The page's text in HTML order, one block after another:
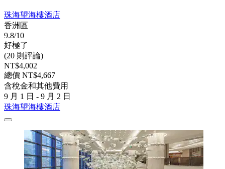
珠海望海樓酒店
香洲區
9.8/10
好極了
(20 則評論)
NT$4,002
總價 NT$4,667
含稅金和其他費用
9 月 1 日 - 9 月 2 日
珠海望海樓酒店